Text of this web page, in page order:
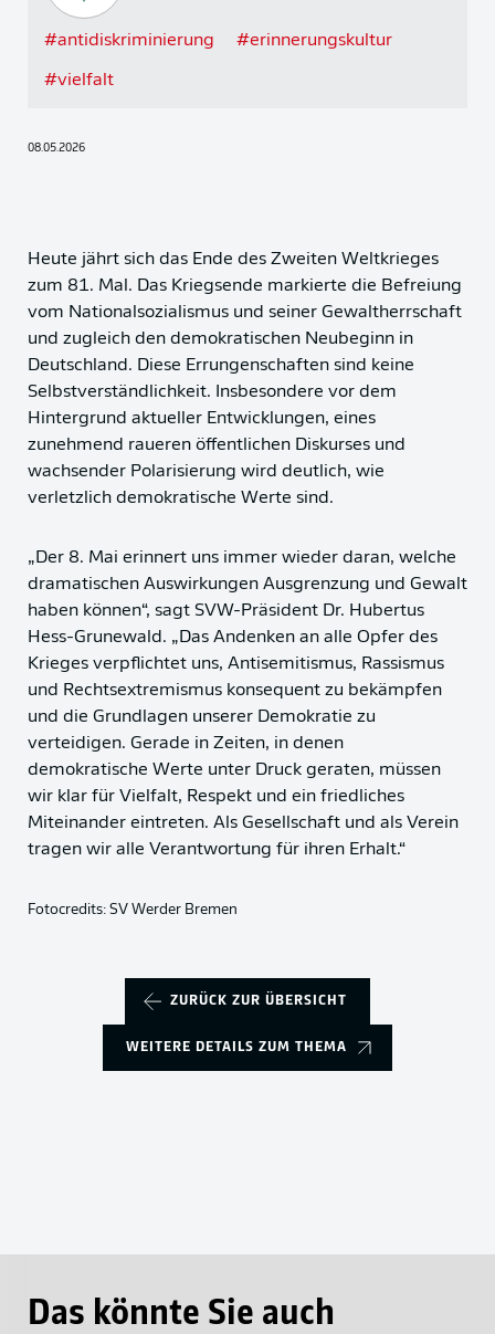
#antidiskriminierung #erinnerungskultur
#vielfalt
08.05.2026
Heute jährt sich das Ende des Zweiten Weltkrieges
zum 81. Mal. Das Kriegsende markierte die Befreiung
vom Nationalsozialismus und seiner Gewaltherrschaft
und zugleich den demokratischen Neubeginn in
Deutschland. Diese Errungenschaften sind keine
Selbstverständlichkeit. Insbesondere vor dem
Hintergrund aktueller Entwicklungen, eines
zunehmend raueren öffentlichen Diskurses und
wachsender Polarisierung wird deutlich, wie
verletzlich demokratische Werte sind.
„Der 8. Mai erinnert uns immer wieder daran, welche
dramatischen Auswirkungen Ausgrenzung und Gewalt
haben können“, sagt SVW-Präsident Dr. Hubertus
Hess-Grunewald. „Das Andenken an alle Opfer des
Krieges verpflichtet uns, Antisemitismus, Rassismus
und Rechtsextremismus konsequent zu bekämpfen
und die Grundlagen unserer Demokratie zu
verteidigen. Gerade in Zeiten, in denen
demokratische Werte unter Druck geraten, müssen
wir klar für Vielfalt, Respekt und ein friedliches
Miteinander eintreten. Als Gesellschaft und als Verein
tragen wir alle Verantwortung für ihren Erhalt.“
Fotocredits: SV Werder Bremen
ZURÜCK ZUR ÜBERSICHT
WEITERE DETAILS ZUM THEMA
Das könnte Sie auch